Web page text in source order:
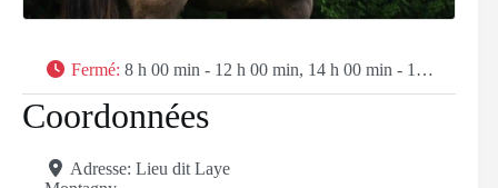
Fermé: 8 h 00 min - 12 h 00 min, 14 h 00 min - 18 h 00 min
Coordonnées
Adresse: Lieu dit Laye